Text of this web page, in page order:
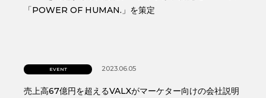
「POWER OF HUMAN.」を策定
EVENT 2023.06.05
売上高67億円を超えるVALXがマーケター向けの会社説明